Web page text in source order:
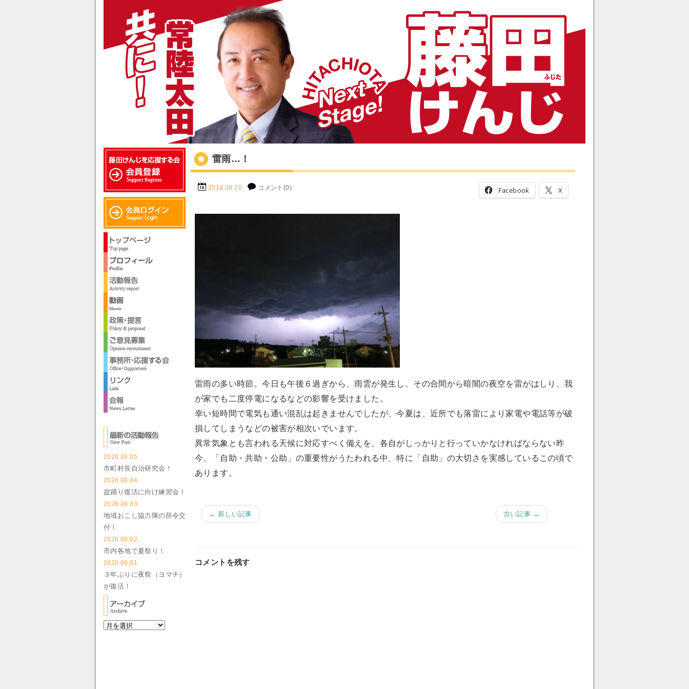
雷雨…！
2014.08.20. コメント(0) Facebook X
雷雨の多い時節。今日も午後６過ぎから、雨雲が発生し、その合間から暗闇の夜空を雷がはしり、我
が家でも二度停電になるなどの影響を受けました。
幸い短時間で電気も通い混乱は起きませんでしたが、今夏は、近所でも落雷により家電や電話等が破
損してしまうなどの被害が相次いでいます。
異常気象とも言われる天候に対応すべく備えを、各自がしっかりと行っていかなければならない昨
今、「自助・共助・公助」の重要性がうたわれる中、特に「自助」の大切さを実感しているこの頃で
あります。
← 新しい記事 古い記事 →
コメントを残す
2026.08.05.
市町村長自治研究会！
2026.08.04.
盆踊り復活に向け練習会！
2026.08.03.
地域おこし協力隊の辞令交
付！
2026.08.02.
市内各地で夏祭り！
2026.08.01.
３年ぶりに夜祭（ヨマチ）
が復活！